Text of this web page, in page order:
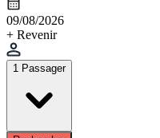
09/08/2026
+ Revenir
1 Passager